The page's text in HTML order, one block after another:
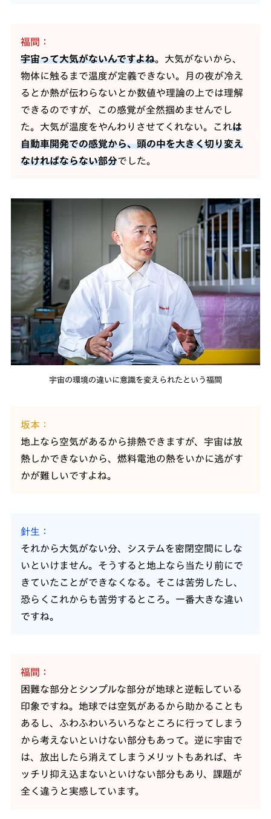
福間
宇宙って大気がないんですよね。大気がないから、
物体に触るまで温度が定義できない。月の夜が冷え
るとか熱が伝わらないとか数値や理論の上では理解
できるのですが、この感覚が全然掴めませんでし
た。大気が温度をやんわりさせてくれない。これは
自動車開発での感覚から、頭の中を大きく切り変え
なければならない部分でした。
宇宙の環境の違いに意識を変えられたという福間
坂本
地上なら空気があるから排熱できますが、宇宙は放
熱しかできないから、燃料電池の熱をいかに逃がす
かが難しいですよね。
針生
それから大気がない分、システムを密閉空間にしな
いといけません。そうすると地上なら当たり前にで
きていたことができなくなる。そこは苦労したし、
恐らくこれからも苦労するところ。一番大きな違い
ですね。
福間
困難な部分とシンプルな部分が地球と逆転している
印象ですね。地球では空気があるから助かることも
あるし、ふわふわいろいろなところに行ってしまう
から考えないといけない部分もあって。逆に宇宙で
は、放出したら消えてしまうメリットもあれば、キ
ッチリ抑え込まないといけない部分もあり、課題が
全く違うと実感しています。